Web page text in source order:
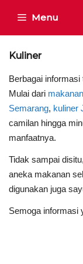
content
Menu
Kuliner
Berbagai
Mulai dari
Semarang, kuliner
camilan hingga
manfaatnya.
Tidak sampai
aneka makanan
digunakan juga
Semoga informasi